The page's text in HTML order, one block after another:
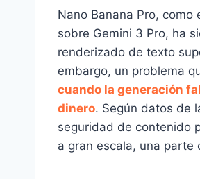
Nano Banana Pro,
sobre Gemini 3 Pro, ha
renderizado de texto
embargo, un problema
cuando la generación
dinero. Según datos de
seguridad de contenido
a gran escala, una